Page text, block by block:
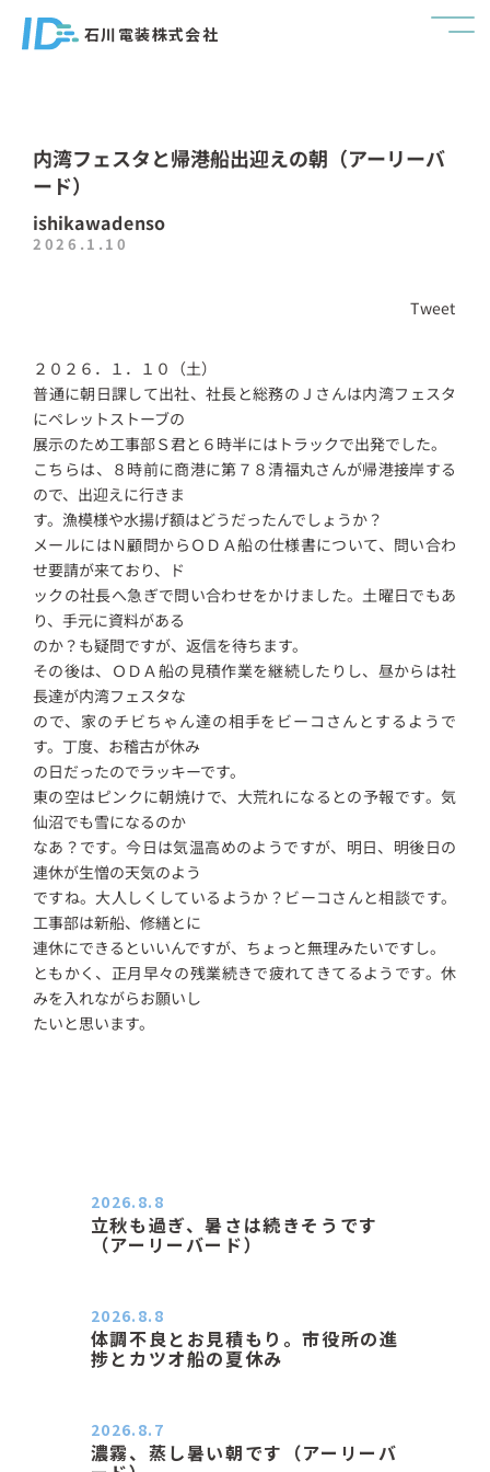
石川電装株式会社
内湾フェスタと帰港船出迎えの朝（アーリーバ
ード）
ishikawadenso
2026.1.10
Tweet
２０２６．１．１０（土）
普通に朝日課して出社、社長と総務のＪさんは内湾フェスタ
にペレットストーブの
展示のため工事部Ｓ君と６時半にはトラックで出発でした。
こちらは、８時前に商港に第７８清福丸さんが帰港接岸する
ので、出迎えに行きま
す。漁模様や水揚げ額はどうだったんでしょうか？
メールにはＮ顧問からＯＤＡ船の仕様書について、問い合わ
せ要請が来ており、ド
ックの社長へ急ぎで問い合わせをかけました。土曜日でもあ
り、手元に資料がある
のか？も疑問ですが、返信を待ちます。
その後は、ＯＤＡ船の見積作業を継続したりし、昼からは社
長達が内湾フェスタな
ので、家のチビちゃん達の相手をビーコさんとするようで
す。丁度、お稽古が休み
の日だったのでラッキーです。
東の空はピンクに朝焼けで、大荒れになるとの予報です。気
仙沼でも雪になるのか
なあ？です。今日は気温高めのようですが、明日、明後日の
連休が生憎の天気のよう
ですね。大人しくしているようか？ビーコさんと相談です。
工事部は新船、修繕とに
連休にできるといいんですが、ちょっと無理みたいですし。
ともかく、正月早々の残業続きで疲れてきてるようです。休
みを入れながらお願いし
たいと思います。
立秋も過ぎ、暑さは続きそうです
（アーリーバード）
2026.8.8
体調不良とお見積もり。市役所の進
捗とカツオ船の夏休み
2026.8.8
濃霧、蒸し暑い朝です（アーリーバ
2026.8.7